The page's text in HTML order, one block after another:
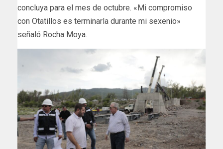
concluya para el mes de octubre. «Mi compromiso
con Otatillos es terminarla durante mi sexenio»
señaló Rocha Moya.